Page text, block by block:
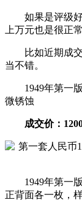
如果是评级好
上万元也是很正常
比如近期成交
当不错。
1949年第一版
微锈蚀
成交价：
1949年第一版
正背面各一枚，